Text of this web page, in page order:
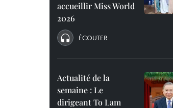
accueillir Miss World
2026
ÉCOUTER
Actualité de la
semaine : Le
dirigeant To Lam